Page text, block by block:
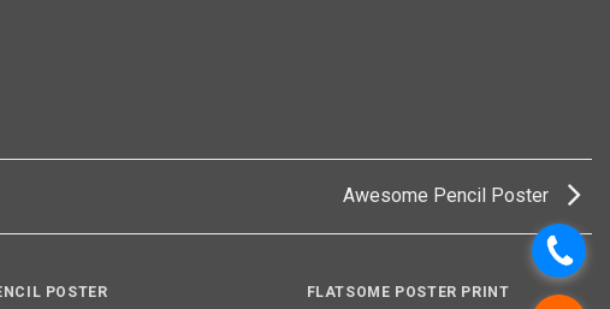
Awesome Pencil Poster
POSTER FLATSOME POSTER PRINT